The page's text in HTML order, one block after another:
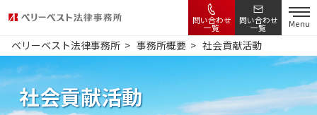
問い合わせ
一覧
問い合わせ
一覧 Menu
ベリーベスト法律事務所 事務所概要 社会貢献活動
社会貢献活動